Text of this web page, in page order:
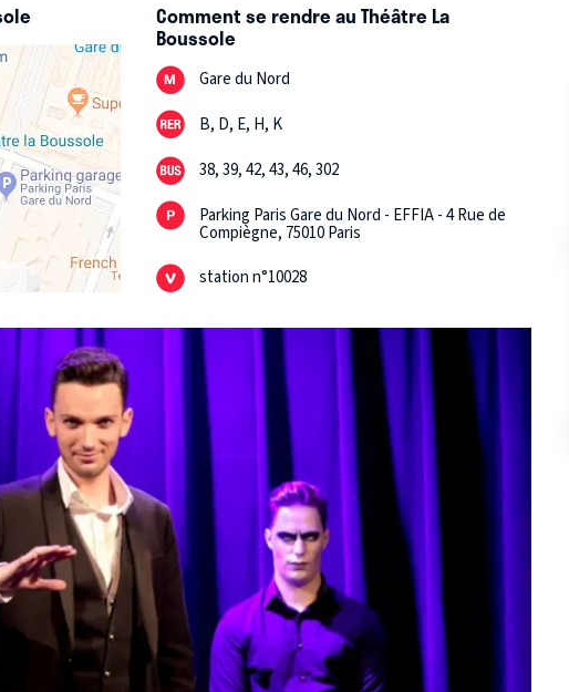
Comment se rendre au Théâtre La
Boussole
Gare du Nord
B, D, E, H, K
38, 39, 42, 43, 46, 302
Parking Paris Gare du Nord - EFFIA - 4 Rue de
Compiègne, 75010 Paris
station n°10028